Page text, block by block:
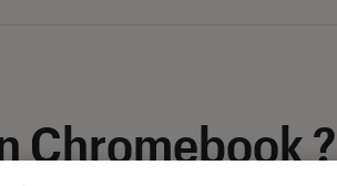
Chromebook ?